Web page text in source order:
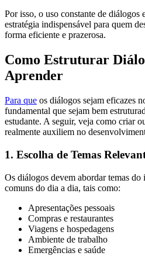
Por isso, o uso constante de diálogos
estratégia indispensável para quem
forma eficiente e prazerosa.
Como Estruturar
Aprender
Para que os diálogos sejam eficazes
fundamental que sejam bem
estudante. A seguir, veja como criar
realmente auxiliem no
1. Escolha de Temas
Os diálogos devem abordar temas do
comuns do dia a dia, tais como:
Apresentações pessoais
Compras e restaurantes
Viagens e hospedagens
Ambiente de trabalho
Emergências e saúde